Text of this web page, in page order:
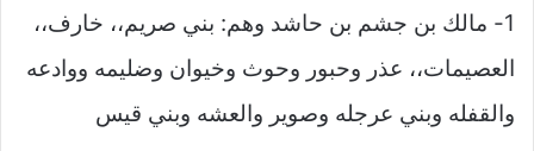
1- مالك بن جشم بن حاشد وهم: بني صريم،، خارف،،
العصيمات،، عذر وحبور وحوث وخيوان وضليمه ووادعه
والقفله وبني عرجله وصوير والعشه وبني قيس